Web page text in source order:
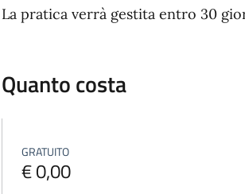
La pratica verrà gestita entro 30
Quanto costa
GRATUITO
€ 0,00